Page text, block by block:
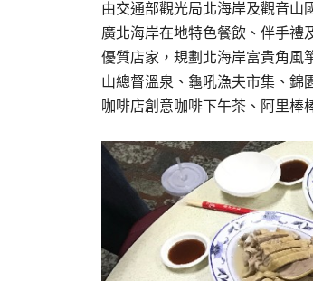
由交通部觀光局北海岸及觀音山
廣北海岸在地特色餐飲、伴手禮
優質店家，規劃北海岸富貴角風
山總督溫泉、龜吼漁夫市集、錦
咖啡店創意咖啡下午茶、阿里棒